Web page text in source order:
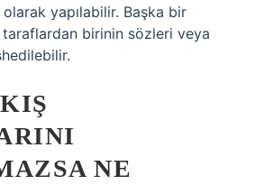
yapılabilir. Başka bir
birinin sözleri veya
NE